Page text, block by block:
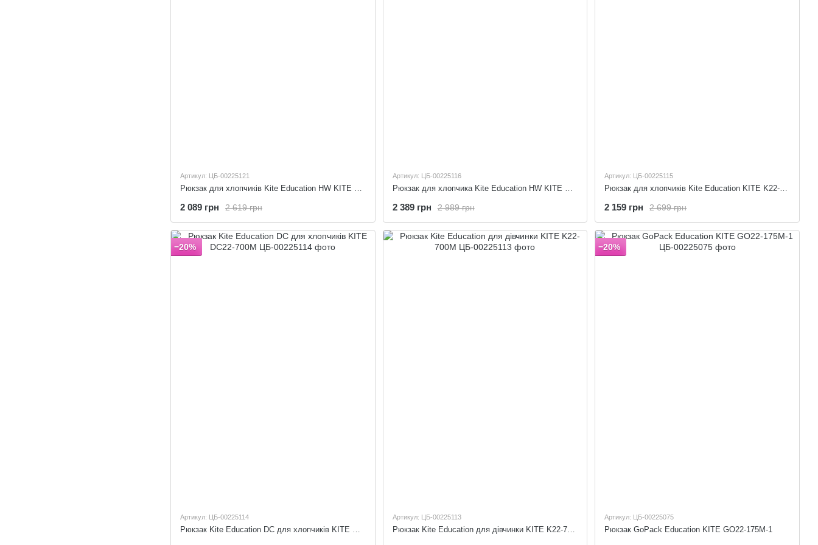
Артикул: ЦБ-00225121
Рюкзак для хлопчиків Kite Education HW KITE HW22-706M
2 619 грн
2 089 грн
Артикул: ЦБ-00225116
Рюкзак для хлопчика Kite Education HW KITE HW22-700M(2p)
2 989 грн
2 389 грн
Артикул: ЦБ-00225115
Рюкзак для хлопчиків Kite Education KITE K22-700M(2p)-4
2 699 грн
2 159 грн
−20%
Артикул: ЦБ-00225114
Рюкзак Kite Education DC для хлопчиків KITE DC22-700M
Артикул: ЦБ-00225113
Рюкзак Kite Education для дівчинки KITE K22-700M
−20%
Артикул: ЦБ-00225075
Рюкзак GoPack Education KITE GO22-175M-1